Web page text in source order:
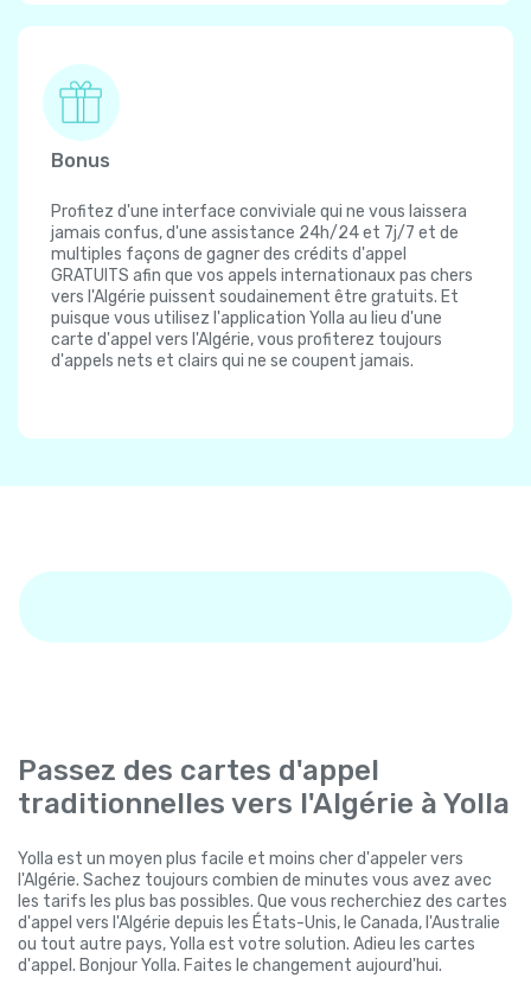
Bonus
Profitez d'une interface conviviale qui ne vous laissera
jamais confus, d'une assistance 24h/24 et 7j/7 et de
multiples façons de gagner des crédits d'appel
GRATUITS afin que vos appels internationaux pas chers
vers l'Algérie puissent soudainement être gratuits. Et
puisque vous utilisez l'application Yolla au lieu d'une
carte d'appel vers l'Algérie, vous profiterez toujours
d'appels nets et clairs qui ne se coupent jamais.
Passez des cartes d'appel
traditionnelles vers l'Algérie à Yolla
Yolla est un moyen plus facile et moins cher d'appeler vers
l'Algérie. Sachez toujours combien de minutes vous avez avec
les tarifs les plus bas possibles. Que vous recherchiez des cartes
d'appel vers l'Algérie depuis les États-Unis, le Canada, l'Australie
ou tout autre pays, Yolla est votre solution. Adieu les cartes
d'appel. Bonjour Yolla. Faites le changement aujourd'hui.